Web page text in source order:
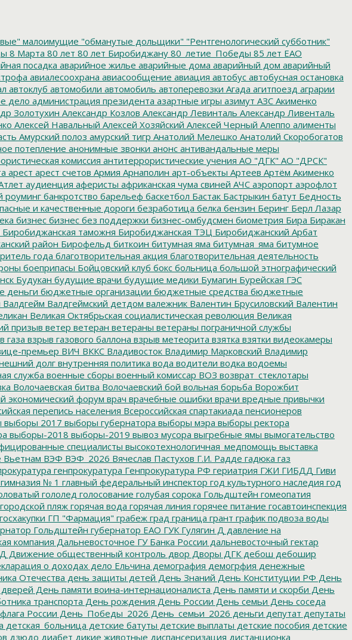
малоимущие "обманутые дольщики" "Рентгенологический субботник"
8 Марта 80 лет 80 лет Биробиджану 80_летие_Победы 85 лет ЕАО
посадка аварийное жилье аварийные дома аварийный дом аварийный
авиалесоохрана авиасообщение авиация автобус автобусная остановка
автоклуб автомобили автомобиль автоперевозки Агада агитпоезд аграрии
дело администрация президента азартные игры азимут АЗС Акименко
Золотухин Александр Козлов Александр Левинталь Александр Ливенталь
Алексей Навальный Алексей Хозяйский Алексей Черный Алеппо алименты
Амурский полоз амурский тигр Анатолий Мелешко Анатолий Скоробогатов
потепление анонимные звонки анонс антивандальные меры
комиссия антитеррористические учения АО "ДГК" АО "ДРСК"
арест арест счетов Армия Арнаполин арт-объекты Артеев Артём Акименко
аудиенция аферисты африканская чума свиней АЧС аэропорт аэрофлот
роумингбанкротство барельеф баскетбол Бастак Бастрыкин батут Бедность
и качественные дороги безработица белка бензин Беринг Берл Лазар
бизнес бизнес без поддержки бизнес-омбудсмен биометрия Бира Биракан
Биробиджанская таможня Биробиджанская ТЭЦ Биробиджанский Арбат
район Бирофельд биткоин битумная яма битумная_яма битумное
года благотворительная акция благотворительная деятельность
боеприпасы Бойцовский клуб бокс больница большой этнографический
Будукан будущие врачи будущие медики Бумагин Бурейская ГЭС
деньги бюджетные организации бюджетные средства бюджетные
Валдгейм Валдгеймский детдом валежник Валентин Брусиловский Валентин
Великая Октябрьская социалистическая революция Великая
призыв ветер ветеран ветераны ветераны пограничной службы
газа взрыв газового баллона взрыв метеорита взятка взятки видеокамеры
премьер ВИЧ ВККС Владивосток Владимир Марковский Владимир
долг внутренняя политика вода водители водка водоемы
служба военные сборы военный комиссар ВОЗ возврат_стеклотары
Волочаевская битва Волочаевский бой вольная борьба Ворожбит
экономический форум врач врачебные ошибки врачи вредные привычки
перепись населения Всероссийская спартакиада пенсионеров
выборы 2017 выборы губернатора выборы мэра выборы ректора
выборы-2018 выборы-2019 вывоз мусора выгребные ямы вымогательство
специалисты высокотехнологичная_медпомощь выставка
Вьетнам ВЭФ ВЭФ_2026 Вячеслав Пастухов Г.И. Радде гадюка газ
генпрокуратура Генпрокуратура РФ гериатрия ГЖИ ГИБДД Гиви
гимназия № 1 главный федеральный инспектор год культурного наследия год
гололед голосование голубая сорока Гольдштейн гомеопатия
городской пляж горячая вода горячая линия горячее питание госавтоинспекция
госхакупки ГП "Фармация" грабеж град граница грант график подвоза воды
Гольдштейн губернатор ЕАО ГУК Гулягин Д давление на
компания Дальневосточное ГУ Банка России дальневосточный гектар
Движение общественный контроль двор Дворы ДГК дебош дебошир
о доходах дело Ельчина демография демогрфия денежные
Отечества день защиты детей День Знаний День Конституции РФ День
День памяти воина-интернационалиста День памяти и скорби День
транспорта День рождения День России День семьи День соседа
России День_Победы_2026 День_семьи_2026 деньги депутат депутаты
детская_больница детские батуты детские выплаты детские пособия детские
дзюдо диабет дикие животные диспансеризация дистанционка